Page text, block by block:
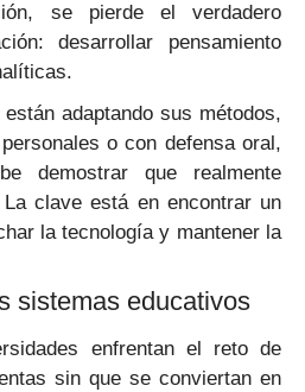
se pierde el verdadero
desarrollar pensamiento
adaptando sus métodos,
o con defensa oral,
demostrar que realmente
clave está en encontrar un
la tecnología y mantener la
sistemas educativos
enfrentan el reto de
sin que se conviertan en